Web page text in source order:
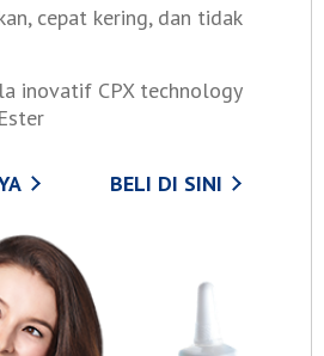
cepat kering, dan tidak
inovatif CPX technology
BELI DI SINI